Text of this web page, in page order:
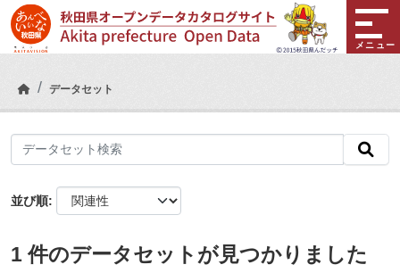
Skip to main content
メニュー
データセット
並び順
1 件のデータセットが見つかりました